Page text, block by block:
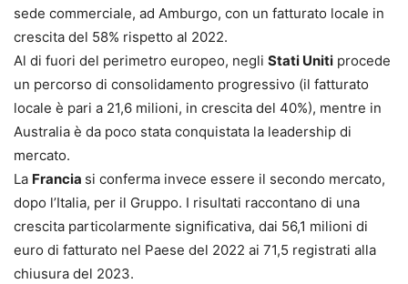
sede commerciale, ad Amburgo, con un fatturato locale in
crescita del 58% rispetto al 2022.
Al di fuori del perimetro europeo, negli Stati Uniti procede
un percorso di consolidamento progressivo (il fatturato
locale è pari a 21,6 milioni, in crescita del 40%), mentre in
Australia è da poco stata conquistata la leadership di
mercato.
La Francia si conferma invece essere il secondo mercato,
dopo l’Italia, per il Gruppo. I risultati raccontano di una
crescita particolarmente significativa, dai 56,1 milioni di
euro di fatturato nel Paese del 2022 ai 71,5 registrati alla
chiusura del 2023.